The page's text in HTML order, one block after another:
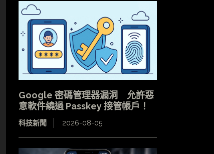
Google 密碼管理器漏洞 允許惡
意軟件繞過 Passkey 接管帳戶！
科技新聞 2026-08-05